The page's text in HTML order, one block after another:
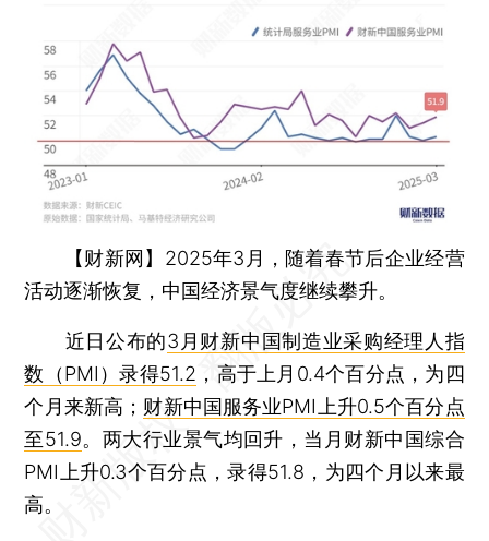
【财新网】 2025年3月，随着春节后企业经营
活动逐渐恢复，中国经济景气度继续攀升。
近日公布的3月财新中国制造业采购经理人指
数（PMI）录得51.2 ，高于上月0.4个百分点，为四
个月来新高； 财新中国服务业PMI上升0.5个百分点
至51.9。两大行业景气均回升，当月财新中国综合
PMI上升0.3个百分点，录得51.8，为四个月以来最
高。